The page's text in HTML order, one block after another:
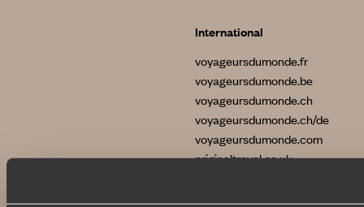
International
voyageursdumonde.fr
voyageursdumonde.be
voyageursdumonde.ch
voyageursdumonde.ch/de
voyageursdumonde.com
originaltravel.co.uk